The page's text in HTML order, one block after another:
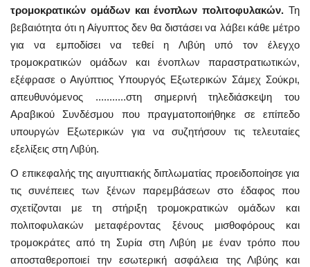
τρομοκρατικών ομάδων και ένοπλων πολιτοφυλακών. Τη
βεβαιότητα ότι η Αίγυπτος δεν θα διστάσει να λάβει κάθε μέτρο
για να εμποδίσει να τεθεί η Λιβύη υπό τον έλεγχο
τρομοκρατικών ομάδων και ένοπλων παραστρατιωτικών,
εξέφρασε ο Αιγύπτιος Υπουργός Εξωτερικών Σάμεχ Σούκρι,
απευθυνόμενος ...........στη σημερινή τηλεδιάσκεψη του
Αραβικού Συνδέσμου που πραγματοποιήθηκε σε επίπεδο
υπουργών Εξωτερικών για να συζητήσουν τις τελευταίες
εξελίξεις στη Λιβύη.
Ο επικεφαλής της αιγυπτιακής διπλωματίας προειδοποίησε για
τις συνέπειες των ξένων παρεμβάσεων στο έδαφος που
σχετίζονται με τη στήριξη τρομοκρατικών ομάδων και
πολιτοφυλακών μεταφέροντας ξένους μισθοφόρους και
τρομοκράτες από τη Συρία στη Λιβύη με έναν τρόπο που
αποσταθεροποιεί την εσωτερική ασφάλεια της Λιβύης και